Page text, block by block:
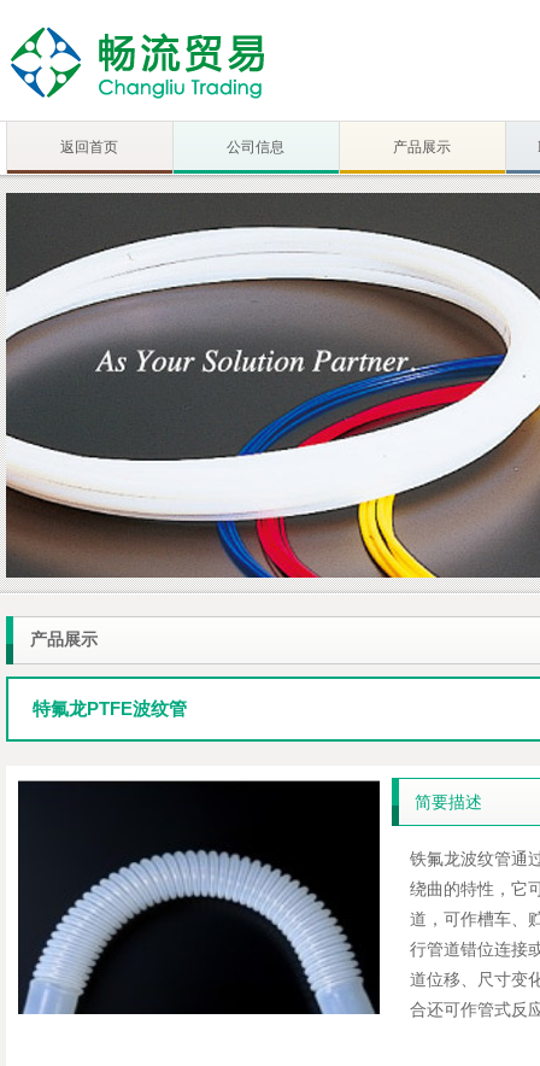
返回首页 公司信息 产品展示
产品展示
特氟龙PTFE波纹管
简要描述
铁氟龙波纹管通
绕曲的特性，它
道，可作槽车、
行管道错位连接
道位移、尺寸变
合还可作管式反